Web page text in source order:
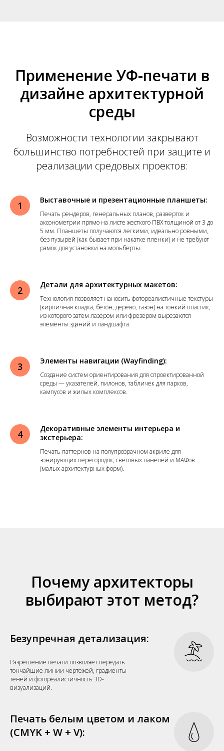
Применение УФ-печати в
дизайне архитектурной
среды
Возможности технологии закрывают
большинство потребностей при защите и
реализации средовых проектов:
Выставочные и презентационные планшеты:
Печать рендеров, генеральных планов, разверток и
аксонометрии прямо на листе жесткого ПВХ толщиной от 3 до
5 мм. Планшеты получаются легкими, идеально ровными,
без пузырей (как бывает при накатке пленки) и не требуют
рамок для установки на мольберты.
Детали для архитектурных макетов:
Технология позволяет наносить фотореалистичные текстуры
(кирпичная кладка, бетон, дерево, газон) на тонкий пластик,
из которого затем лазером или фрезером вырезаются
элементы зданий и ландшафта.
Элементы навигации (Wayfinding):
Создание систем ориентирования для спроектированной
среды — указателей, пилонов, табличек для парков,
кампусов и жилых комплексов.
Декоративные элементы интерьера и
экстерьера:
Печать паттернов на полупрозрачном акриле для
зонирующих перегородок, световых панелей и МАФов
(малых архитектурных форм).
Почему архитекторы
выбирают этот метод?
Безупречная детализация:
Разрешение печати позволяет передать
тончайшие линии чертежей, градиенты
теней и фотореалистичность 3D-
визуализаций.
Печать белым цветом и лаком
(CMYK + W + V):